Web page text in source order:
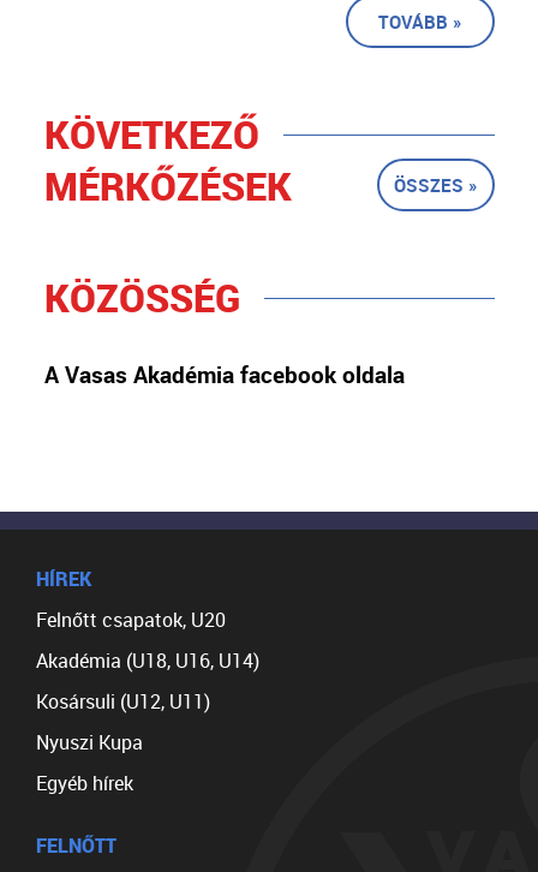
TOVÁBB »
KÖVETKEZŐ
MÉRKŐZÉSEK
ÖSSZES »
KÖZÖSSÉG
A Vasas Akadémia facebook oldala
HÍREK
Felnőtt csapatok, U20
Akadémia (U18, U16, U14)
Kosársuli (U12, U11)
Nyuszi Kupa
Egyéb hírek
FELNŐTT